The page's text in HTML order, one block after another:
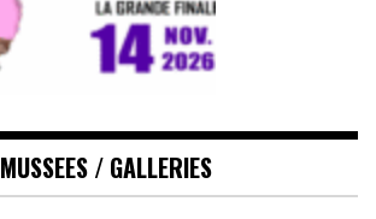
MUSSEES / GALLERIES